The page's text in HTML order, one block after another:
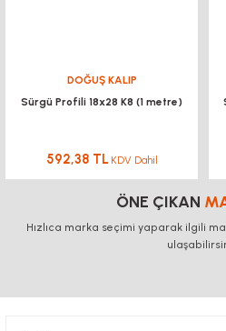
DOĞUŞ KALIP
Sürgü Profili 18x28 K8 (1 metre)
592,38 TL KDV Dahil
ÖNE ÇIKAN
Hızlıca marka seçimi yaparak ilgili